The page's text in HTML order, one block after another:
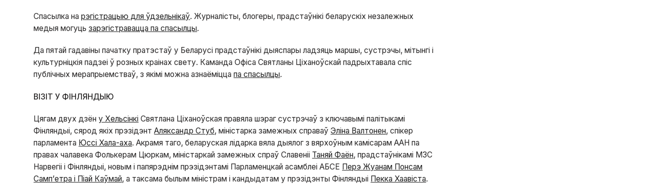
Спасылка нарэгістрацыю для ўдзельнікаў. Журналісты, блогеры, прадстаўнікі беларускіх незалежных
медыя могуцьзарэгістравацца па спасылцы.
Да пятай гадавіны пачатку пратэстаў у Беларусі прадстаўнікі дыяспары ладзяць маршы, сустрэчы, мітынгі і
культурніцкія падзеі ў розных краінах свету. Каманда Офіса Святланы Ціханоўскай падрыхтавала спіс
публічных мерапрыемстваў, з якімі можна азнаёміццапа спасылцы.
ВІЗІТ У ФІНЛЯНДЫЮ
Цягам двух дзёну Хельсінкі Святлана Ціханоўская правяла шэраг сустрэчаў з ключавымі палітыкамі
Фінляндыі, сярод якіх прэзідэнтАляксандр Стуб, міністарка замежных справаўЭліна Валтонен, спікер
парламента Юссі Хала-аха. Акрамя таго, беларуская лідарка вяла дыялог з вярхоўным камісарам ААН па
правах чалавека Фолькерам Цюркам, міністаркай замежных спраў Славеніі Таняй Фаён, прадстаўнікамі МЗС
Нарвегіі і Фінляндыі, новым і папярэднім прэзідэнтамі Парламенцкай асамблеі АБСЕ Перэ Жуанам Понсам
Самп’етра і Піай Каўмай, а таксама былым міністрам і кандыдатам у прэзідэнты Фінляндыі Пекка Хаавіста.